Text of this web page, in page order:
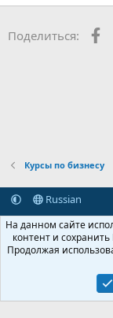
Поделиться:
Курсы по бизнесу
Russian
Обратная связь
Политика
Community platform by
Крупнейший форум
© 2013-2026 ITNULL.me|
На данном сайте
контент и
Продолжая